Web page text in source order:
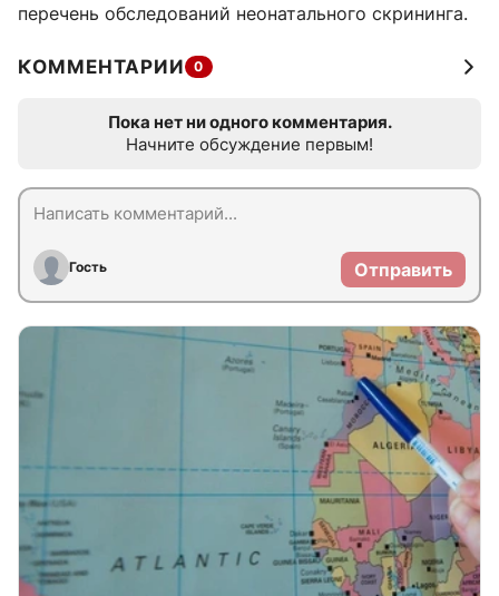
перечень обследований неонатального скрининга.
КОММЕНТАРИИ 0
Пока нет ни одного комментария.
Начните обсуждение первым!
Гость Отправить